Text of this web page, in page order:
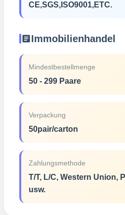
CE,SGS,ISO9001,ETC.
Immobilienhandel
Mindestbestellmenge
50 - 299 Paare
Verpackung
50pair/carton
Zahlungsmethode
T/T, L/C, Western Union,
usw.